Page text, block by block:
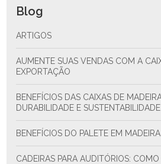
Blog
ARTIGOS
AUMENTE SUAS VENDAS COM A CAIXA DE MADEIRA TIPO
EXPORTAÇÃO
BENEFÍCIOS DAS CAIXAS DE MADEIRA NA EXPORTAÇÃO:
DURABILIDADE E SUSTENTABILIDADE
BENEFÍCIOS DO PALETE EM MADEIRA
CADEIRAS PARA AUDITÓRIOS: COMO ESCOLHER OS